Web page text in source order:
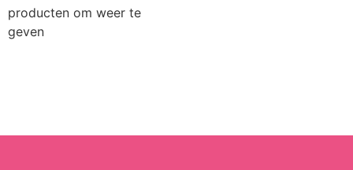
producten om weer te
geven